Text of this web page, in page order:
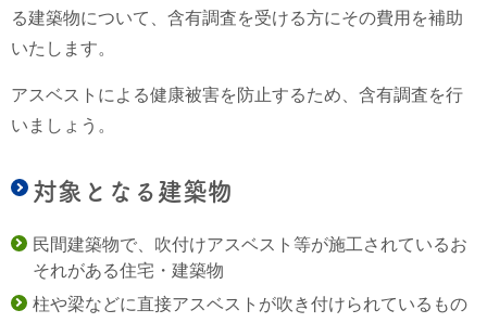
る建築物について、含有調査を受ける方にその費用を補助
いたします。
アスベストによる健康被害を防止するため、含有調査を行
いましょう。
対象となる建築物
民間建築物で、吹付けアスベスト等が施工されているお
それがある住宅・建築物
柱や梁などに直接アスベストが吹き付けられているもの